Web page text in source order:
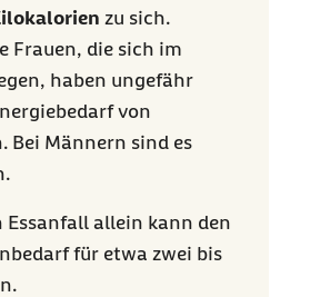
zu sich.
Frauen, die sich im
haben ungefähr
von
. Bei Männern sind es
.
Essanfall allein kann den
für etwa zwei bis